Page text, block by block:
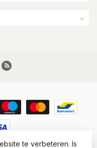
- Powered by
te verbeteren. Is